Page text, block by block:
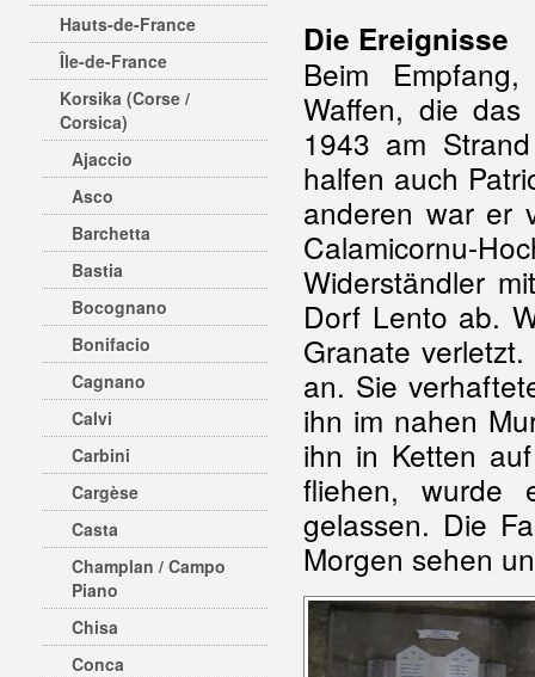
Hauts-de-France
Île-de-France
Korsika (Corse /
Corsica)
Ajaccio
Asco
Barchetta
Bastia
Bocognano
Bonifacio
Cagnano
Calvi
Carbini
Cargèse
Casta
Champlan / Campo
Piano
Chisa
Conca
Die Ereignisse
Beim
Waffen, die
1943 am
halfen auch
anderen war er
Widerständler
Dorf Lento ab.
Granate
an. Sie
ihn im nahen
ihn in Ketten
fliehen, wurde
gelassen. Die
Morgen sehen